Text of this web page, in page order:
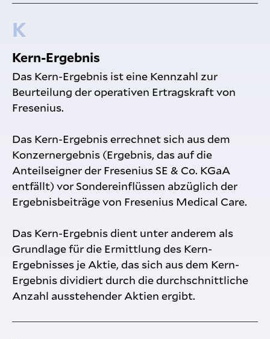
K
Kern-Ergebnis
Das Kern-Ergebnis ist eine Kennzahl zur
Beurteilung der operativen Ertragskraft von
Fresenius.
Das Kern-Ergebnis errechnet sich aus dem
Konzernergebnis (Ergebnis, das auf die
Anteilseigner der Fresenius SE & Co. KGaA
entfällt) vor Sondereinflüssen abzüglich der
Ergebnisbeiträge von Fresenius Medical Care.
Das Kern-Ergebnis dient unter anderem als
Grundlage für die Ermittlung des Kern-
Ergebnisses je Aktie, das sich aus dem Kern-
Ergebnis dividiert durch die durchschnittliche
Anzahl ausstehender Aktien ergibt.